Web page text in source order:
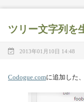
ツリー文字列を
2013年01月10日 14:48
Codogue.comに追加した